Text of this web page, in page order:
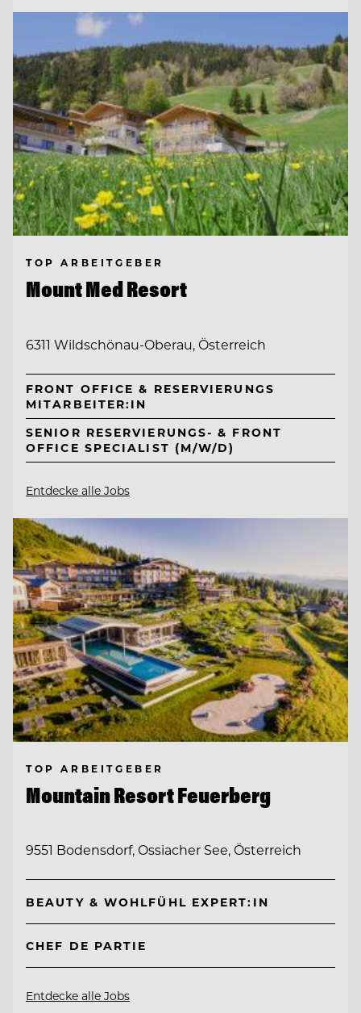
TOP ARBEITGEBER
Mount Med Resort
6311 Wildschönau-Oberau, Österreich
FRONT OFFICE & RESERVIERUNGS
MITARBEITER:IN
SENIOR RESERVIERUNGS- & FRONT
OFFICE SPECIALIST (M/W/D)
Entdecke alle Jobs
TOP ARBEITGEBER
Mountain Resort Feuerberg
9551 Bodensdorf, Ossiacher See, Österreich
BEAUTY & WOHLFÜHL EXPERT:IN
CHEF DE PARTIE
Entdecke alle Jobs